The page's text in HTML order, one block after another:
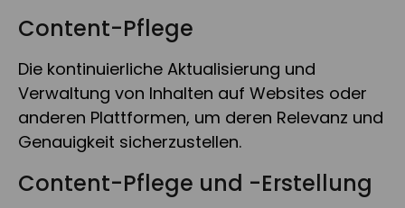
Content-Pflege
Die kontinuierliche Aktualisierung und
Verwaltung von Inhalten auf Websites oder
anderen Plattformen, um deren Relevanz und
Genauigkeit sicherzustellen.
Content-Pflege und -Erstellung